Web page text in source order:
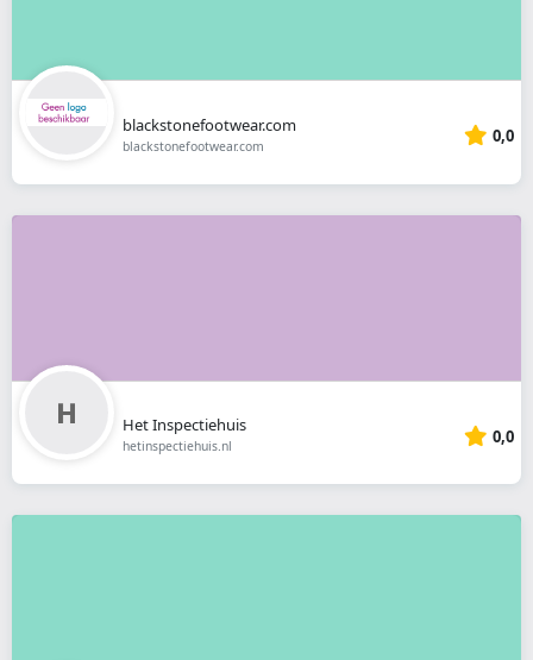
blackstonefootwear.com
blackstonefootwear.com 0,0
Het Inspectiehuis
hetinspectiehuis.nl 0,0